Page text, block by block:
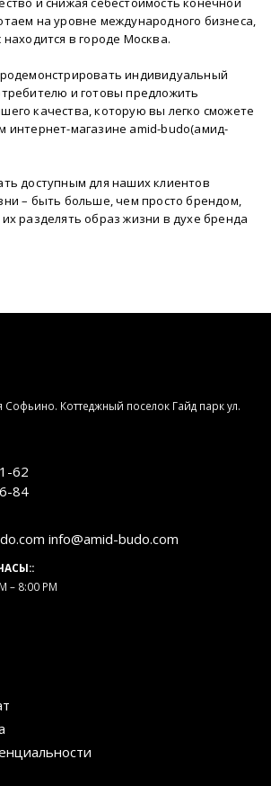
на уровне международного бизнеса,
в городе Москва.
индивидуальный
и готовы предложить
качества, которую вы легко сможете
интернет-магазине amid-budo(амид-
доступным для наших клиентов
– быть больше, чем просто брендом,
разделять образ жизни в духе бренда
Софьино. Коттеджный поселок Гайд парк ул.
62
84
info@amid-budo.com
– 8:00 PM